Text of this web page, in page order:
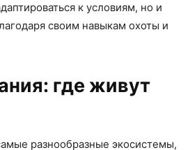
к условиям, но и
своим навыкам охоты и
где живут
разнообразные экосистемы,